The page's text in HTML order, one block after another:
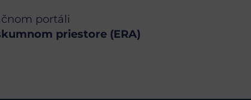
portáli
priestore (ERA)